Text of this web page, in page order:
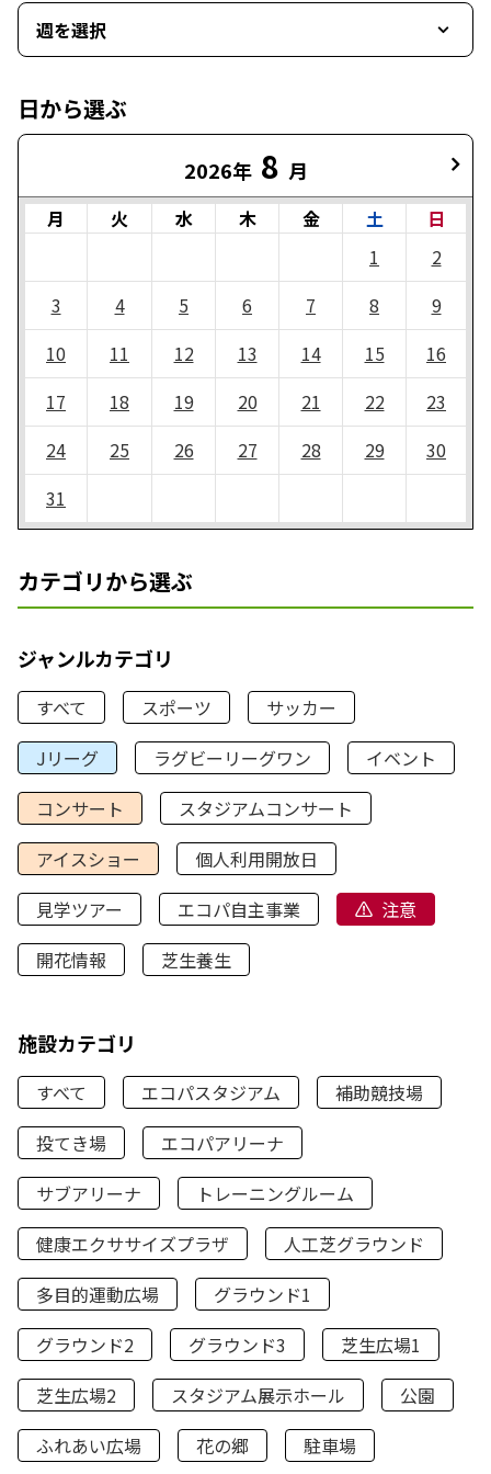
週を選択
日から選ぶ
2026年 8 月
月 火 水 木 金 土
日
1
2
3
4 5 6 7 8
9
10
11 12 13 14 15
16
17
18 19 20 21 22
23
24
25 26 27 28 29
30
31
カテゴリから選ぶ
ジャンルカテゴリ
すべて スポーツ
サッカー
Jリーグ
ラグビーリーグワン
イベント
コンサート
スタジアムコンサート
アイスショー
個人利用開放日
見学ツアー
エコパ自主事業
注意
開花情報
芝生養生
施設カテゴリ
すべて エコパスタジアム
補助競技場
投てき場
エコパアリーナ
サブアリーナ
トレーニングルーム
健康エクササイズプラザ
人工芝グラウンド
多目的運動広場
グラウンド1
グラウンド2
グラウンド3
芝生広場1
芝生広場2
スタジアム展示ホール
公園
ふれあい広場
花の郷 駐車場